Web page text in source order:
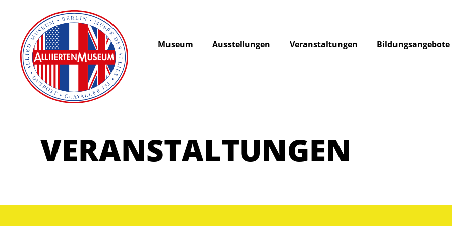
Museum Ausstellungen Veranstaltungen Bildungsangebote
VERANSTALTUNGEN